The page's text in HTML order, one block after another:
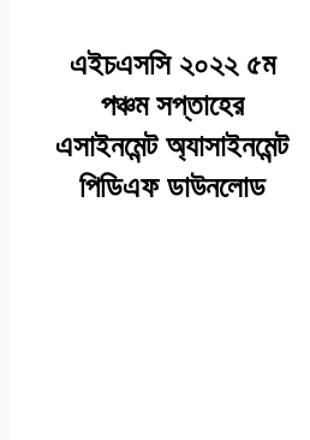
এইচএসসি ২০২২ ৫ম
পঞ্চম সপ্তাহের
এসাইনমেন্ট অ্যাসাইনমেন্ট
পিডিএফ ডাউনলোড